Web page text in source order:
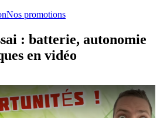
Nos promotions
: batterie, autonomie
en vidéo